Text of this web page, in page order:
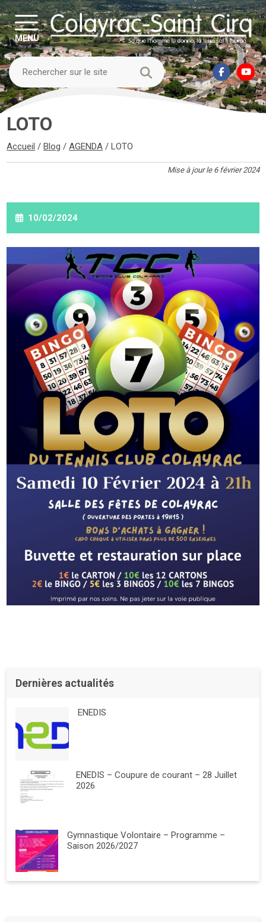
MENU
LOTO
Accueil /Blog /AGENDA /LOTO
Mise à jour le 6 février 2024
10/02/2024
Dernières actualités
ENEDIS
ENEDIS – Coupure de courant – 28 Juillet
2026
Gymnastique Volontaire – Programme –
Saison 2026/2027